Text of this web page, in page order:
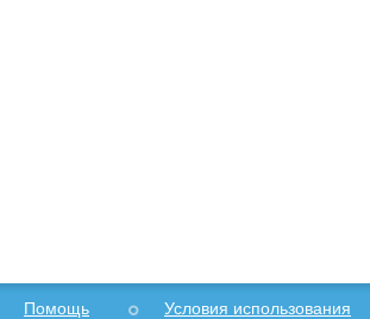
Помощь Условия использования